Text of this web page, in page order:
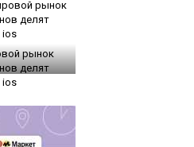
рынок
делят
ios